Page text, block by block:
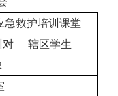
急救护培训课堂
对
辖区学生